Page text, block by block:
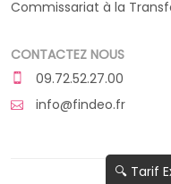
Commissariat à la
CONTACTEZ NOUS
09.72.52.27.00
info@findeo.fr
🔍 Tarif